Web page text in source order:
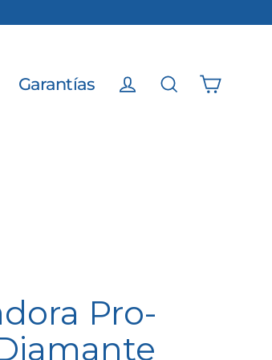
Garantías
Pro-